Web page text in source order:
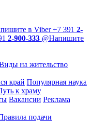
в Viber +7 391 2-
2-900-333 @Напишите
на жительство
край Популярная наука
к храму
Вакансии Реклама
подачи